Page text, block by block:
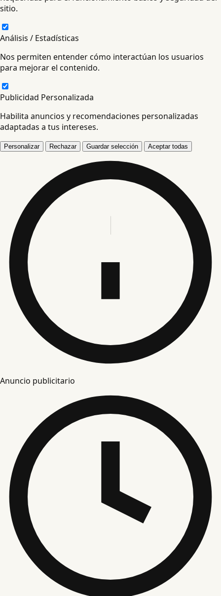
sitio.
Análisis / Estadísticas
Nos permiten entender cómo interactúan los usuarios
para mejorar el contenido.
Publicidad Personalizada
Habilita anuncios y recomendaciones personalizadas
adaptadas a tus intereses.
Personalizar Rechazar Guardar selección Aceptar todas
Anuncio publicitario